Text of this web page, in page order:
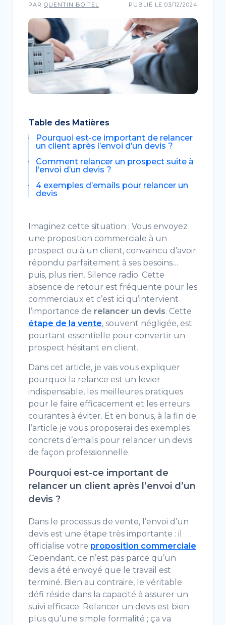
PAR QUENTIN BOITEL PUBLIÉ LE 03/12/2024
Table des Matières
Pourquoi est-ce important de relancer
un client après l’envoi d’un devis ?
Comment relancer un prospect suite à
l’envoi d’un devis ?
4 exemples d’emails pour relancer un
devis
Imaginez cette situation : Vous envoyez
une proposition commerciale à un
prospect ou à un client, convaincu d’avoir
répondu parfaitement à ses besoins…
puis, plus rien. Silence radio. Cette
absence de retour est fréquente pour les
commerciaux et c’est ici qu’intervient
l’importance de relancer un devis. Cette
étape de la vente, souvent négligée, est
pourtant essentielle pour convertir un
prospect hésitant en client.
Dans cet article, je vais vous expliquer
pourquoi la relance est un levier
indispensable, les meilleures pratiques
pour le faire efficacement et les erreurs
courantes à éviter. Et en bonus, à la fin de
l’article je vous proposerai des exemples
concrets d’emails pour relancer un devis
de façon professionnelle.
Pourquoi est-ce important de
relancer un client après l’envoi d’un
devis ?
Dans le processus de vente, l’envoi d’un
devis est une étape très importante : il
officialise votre proposition commerciale.
Cependant, ce n’est pas parce qu’un
devis a été envoyé que le travail est
terminé. Bien au contraire, le véritable
défi réside dans la capacité à assurer un
suivi efficace. Relancer un devis est bien
plus qu’une simple formalité ; ça va